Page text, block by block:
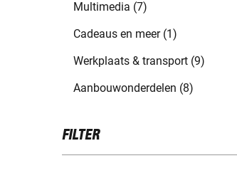
Multimedia (7)
Cadeaus en meer (1)
Werkplaats & transport (9)
Aanbouwonderdelen (8)
FILTER